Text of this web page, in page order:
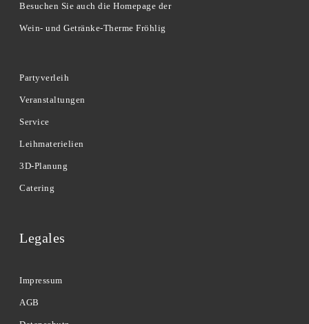
Besuchen Sie auch die Homepage der
Wein- und Getränke-Therme Fröhlig
Partyverleih
Veranstaltungen
Service
Leihmaterielien
3D-Planung
Catering
Legales
Impressum
AGB